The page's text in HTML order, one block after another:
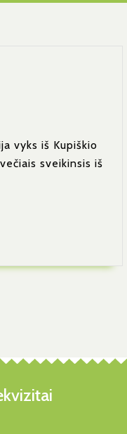
vyks iš Kupiškio
sveikinsis iš